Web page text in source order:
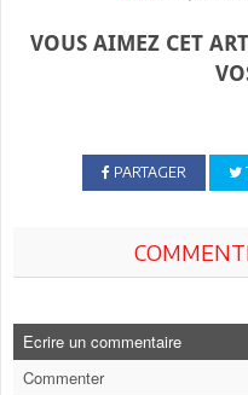
VOUS AIMEZ CET
PARTAGER
Ecrire un commentaire
Commenter